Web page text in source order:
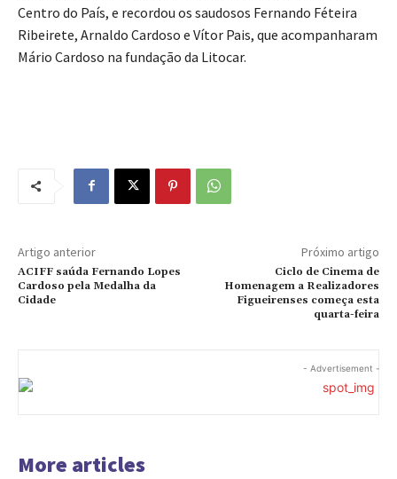
Centro do País, e recordou os saudosos Fernando Féteira
Ribeirete, Arnaldo Cardoso e Vítor Pais, que acompanharam
Mário Cardoso na fundação da Litocar.
Artigo anterior
ACIFF saúda Fernando Lopes
Cardoso pela Medalha da
Cidade
Próximo artigo
Ciclo de Cinema de
Homenagem a Realizadores
Figueirenses começa esta
quarta-feira
- Advertisement -
More articles